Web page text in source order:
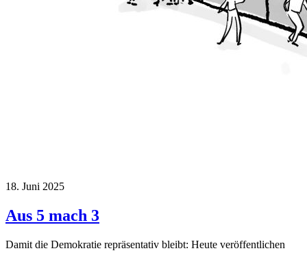
18. Juni 2025
Aus 5 mach 3
Damit die Demokratie repräsentativ bleibt: Heute veröffentlichen